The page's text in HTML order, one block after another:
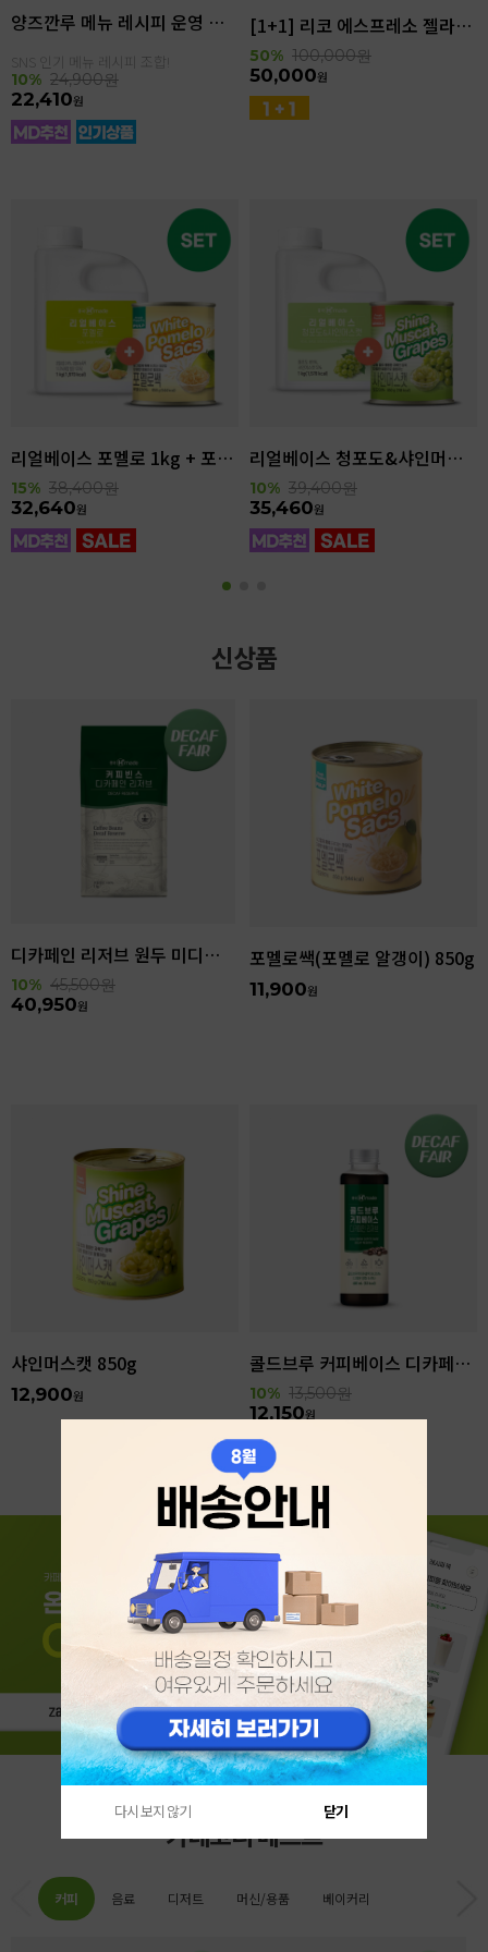
양즈깐루 메뉴 레시피 운영 세트
SNS 인기 메뉴 레시피 조합!
10% 24,900원
22,410원
[1+1] 리코 에스프레소 젤라또 4kg(4.6L)
50% 100,000원
50,000원
리얼베이스 포멜로 1kg + 포멜로쌕 850g SET
15% 38,400원
32,640원
리얼베이스 청포도&샤인머스캣 1kg + 샤인머스캣 850g SET
10% 39,400원
35,460원
신상품
디카페인 리저브 원두 미디엄다크 로스팅 1kg
10% 45,500원
40,950원
포멜로쌕(포멜로 알갱이) 850g
11,900원
샤인머스캣 850g
12,900원
콜드브루 커피베이스 디카페인 리저브 440ml
10% 13,500원
12,150원
카테고리 베스트
커피 음료 디저트 머신/용품 베이커리
다시 보지 않기 닫기